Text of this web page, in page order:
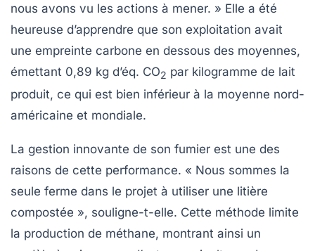
nous avons vu les actions à mener. » Elle a été
heureuse d’apprendre que son exploitation avait
une empreinte carbone en dessous des moyennes,
émettant 0,89 kg d’éq. CO2 par kilogramme de lait
produit, ce qui est bien inférieur à la moyenne nord-
américaine et mondiale.
La gestion innovante de son fumier est une des
raisons de cette performance. « Nous sommes la
seule ferme dans le projet à utiliser une litière
compostée », souligne-t-elle. Cette méthode limite
la production de méthane, montrant ainsi un